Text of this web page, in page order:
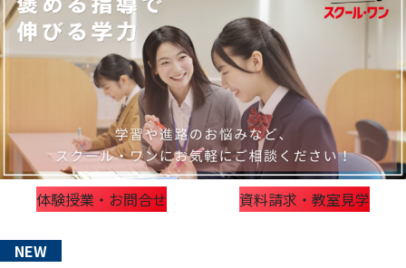
体験授業・お問合せ 資料請求・教室見学
NEW